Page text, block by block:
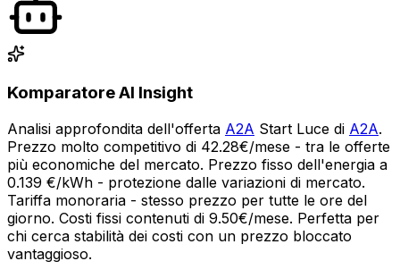
Komparatore AI Insight
Analisi approfondita dell'offerta A2A Start Luce di A2A.
Prezzo molto competitivo di 42.28€/mese - tra le offerte
più economiche del mercato. Prezzo fisso dell'energia a
0.139 €/kWh - protezione dalle variazioni di mercato.
Tariffa monoraria - stesso prezzo per tutte le ore del
giorno. Costi fissi contenuti di 9.50€/mese. Perfetta per
chi cerca stabilità dei costi con un prezzo bloccato
vantaggioso.